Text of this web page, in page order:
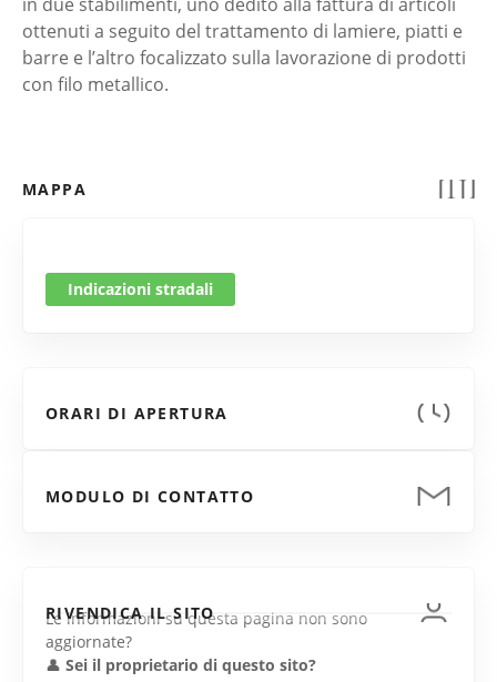
ottenuti a seguito del trattamento di lamiere, piatti e
barre e l’altro focalizzato sulla lavorazione di prodotti
con filo metallico.
MAPPA
Indicazioni stradali
ORARI DI APERTURA
MODULO DI CONTATTO
RIVENDICA IL SITO
Le informazioni su questa pagina non sono
aggiornate?
👤 Sei il proprietario di questo sito?